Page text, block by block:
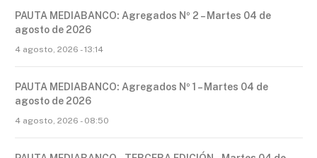
PAUTA MEDIABANCO: Agregados Nº 2 – Martes 04 de
agosto de 2026
4 agosto, 2026 - 13:14
PAUTA MEDIABANCO: Agregados Nº 1 – Martes 04 de
agosto de 2026
4 agosto, 2026 - 08:50